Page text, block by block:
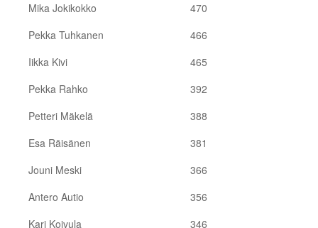
Mika Jokikokko
470
Pekka Tuhkanen
466
Iikka Kivi
465
Pekka Rahko
392
Petteri Mäkelä
388
Esa Räisänen
381
Jouni Meski
366
Antero Autio
356
Kari Koivula
346